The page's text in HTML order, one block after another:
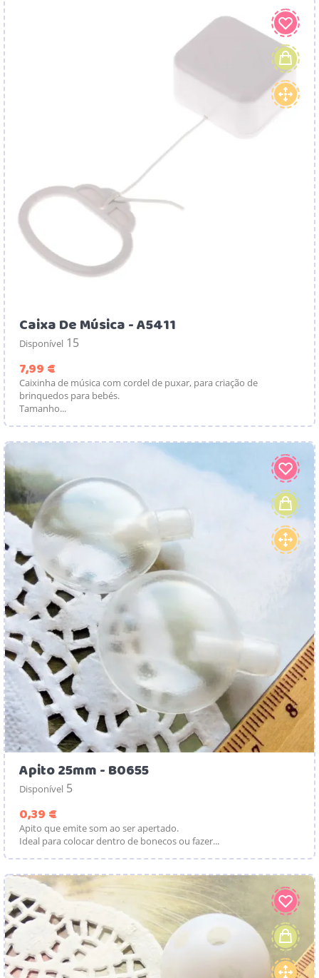
Caixa De Música - A5411
Disponível 15
7,99 €
Caixinha de música com cordel de puxar, para criação de
brinquedos para bebés.
Tamanho...
Apito 25mm - B0655
Disponível 5
0,39 €
Apito que emite som ao ser apertado.
Ideal para colocar dentro de bonecos ou fazer...